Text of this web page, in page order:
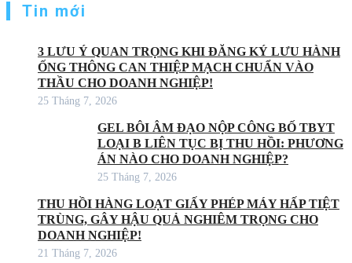
Tin mới
3 LƯU Ý QUAN TRỌNG KHI ĐĂNG KÝ LƯU HÀNH
ỐNG THÔNG CAN THIỆP MẠCH CHUẨN VÀO
THẦU CHO DOANH NGHIỆP!
25 Tháng 7, 2026
GEL BÔI ÂM ĐẠO NỘP CÔNG BỐ TBYT
LOẠI B LIÊN TỤC BỊ THU HỒI: PHƯƠNG
ÁN NÀO CHO DOANH NGHIỆP?
25 Tháng 7, 2026
THU HỒI HÀNG LOẠT GIẤY PHÉP MÁY HẤP TIỆT
TRÙNG, GÂY HẬU QUẢ NGHIÊM TRỌNG CHO
DOANH NGHIỆP!
21 Tháng 7, 2026